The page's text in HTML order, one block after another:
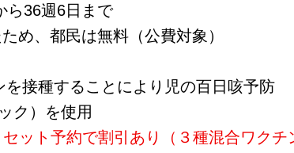
ら36週6日まで
め、都民は無料（公費対象）
を接種することにより児の百日咳予防
ク）を使用
ット予約で割引あり（３種混合ワクチ